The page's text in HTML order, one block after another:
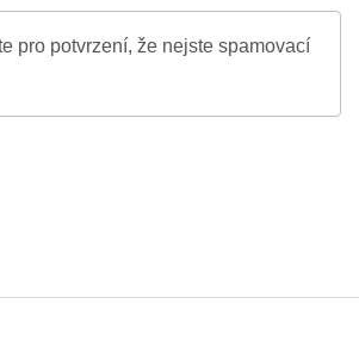
pro potvrzení, že nejste spamovací